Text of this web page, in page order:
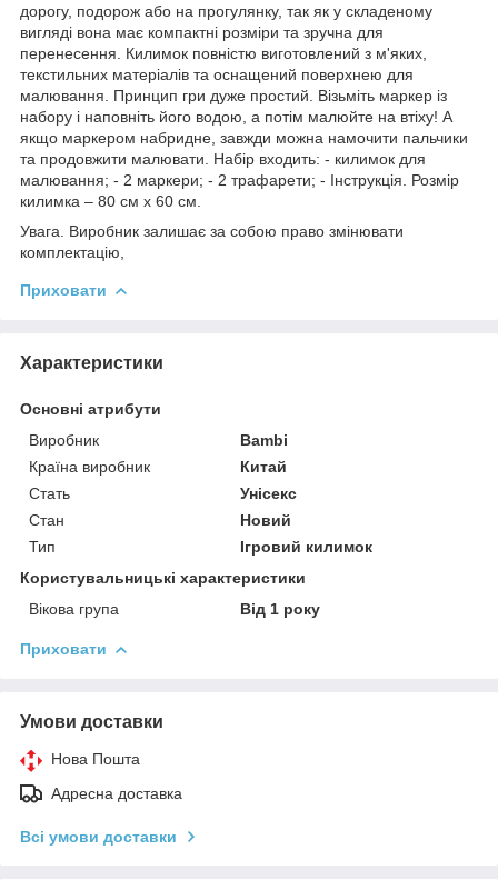
дорогу, подорож або на прогулянку, так як у складеному
вигляді вона має компактні розміри та зручна для
перенесення. Килимок повністю виготовлений з м'яких,
текстильних матеріалів та оснащений поверхнею для
малювання. Принцип гри дуже простий. Візьміть маркер із
набору і наповніть його водою, а потім малюйте на втіху! А
якщо маркером набридне, завжди можна намочити пальчики
та продовжити малювати. Набір входить: - килимок для
малювання; - 2 маркери; - 2 трафарети; - Інструкція. Розмір
килимка – 80 см х 60 см.
Увага. Виробник залишає за собою право змінювати
комплектацію,
Приховати
Характеристики
Основні атрибути
Виробник
Bambi
Країна виробник
Китай
Стать
Унісекс
Стан
Новий
Тип
Ігровий килимок
Користувальницькі характеристики
Вікова група
Від 1 року
Приховати
Умови доставки
Нова Пошта
Адресна доставка
Всі умови доставки